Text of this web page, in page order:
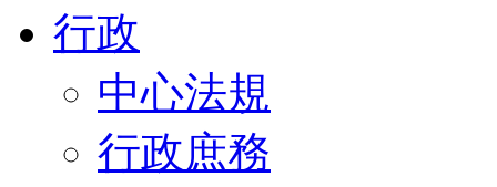
行政
中心法規
行政庶務